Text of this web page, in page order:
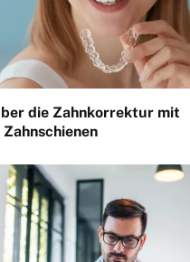
die Zahnkorrektur mit